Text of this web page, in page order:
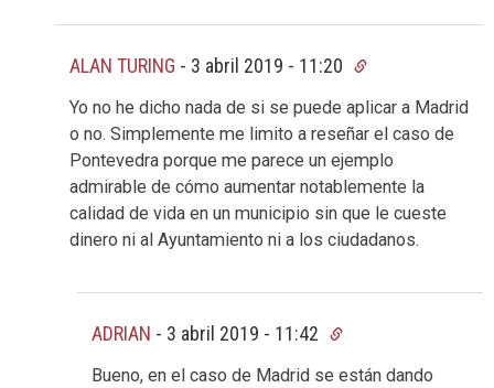
ALAN TURING - 3 abril 2019 - 11:20
Yo no he dicho nada de si se puede aplicar a Madrid
o no. Simplemente me limito a reseñar el caso de
Pontevedra porque me parece un ejemplo
admirable de cómo aumentar notablemente la
calidad de vida en un municipio sin que le cueste
dinero ni al Ayuntamiento ni a los ciudadanos.
ADRIAN - 3 abril 2019 - 11:42
Bueno, en el caso de Madrid se están dando